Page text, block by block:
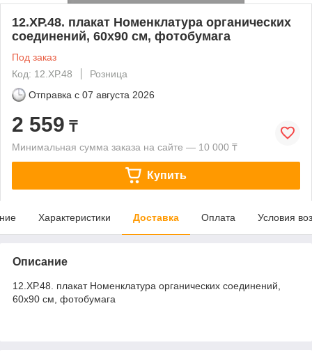
12.ХР.48. плакат Номенклатура органических
соединений, 60х90 см, фотобумага
Под заказ
Код: 12.ХР.48
Розница
Отправка с 07 августа 2026
2 559 ₸
Минимальная сумма заказа на сайте — 10 000 ₸
Купить
Характеристики Доставка Оплата Условия
Описание
12.ХР.48. плакат Номенклатура органических соединений,
60х90 см, фотобумага